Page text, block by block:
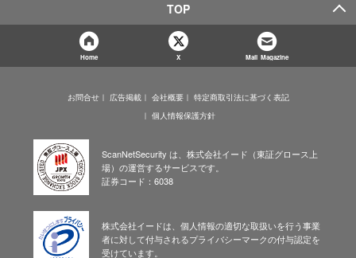
TOP
Home X Mail Magazine
お問合せ 広告掲載 会社概要
特定商取引法に基づく表記
個人情報保護方針
ScanNetSecurity は、株式会社イード（東証グロース上
場）の運営するサービスです。
証券コード：6038
株式会社イードは、個人情報の適切な取扱いを行う事業
者に対して付与されるプライバシーマークの付与認定を
受けています。